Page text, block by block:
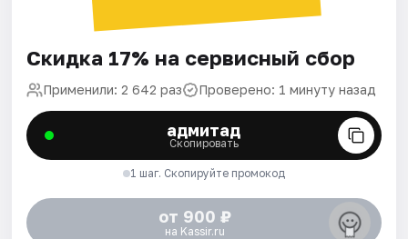
Скидка 17% на сервисный сбор
Применили: 2 642 раз Проверено: 1 минуту назад
адмитад
Скопировать
1 шаг. Скопируйте промокод
от 900 ₽
на Kassir.ru